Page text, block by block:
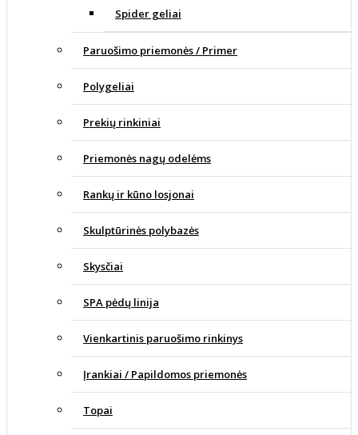
Spider geliai
Paruošimo priemonės / Primer
Polygeliai
Prekių rinkiniai
Priemonės nagų odelėms
Rankų ir kūno losjonai
Skulptūrinės polybazės
Skysčiai
SPA pėdų linija
Vienkartinis paruošimo rinkinys
Įrankiai / Papildomos priemonės
Topai